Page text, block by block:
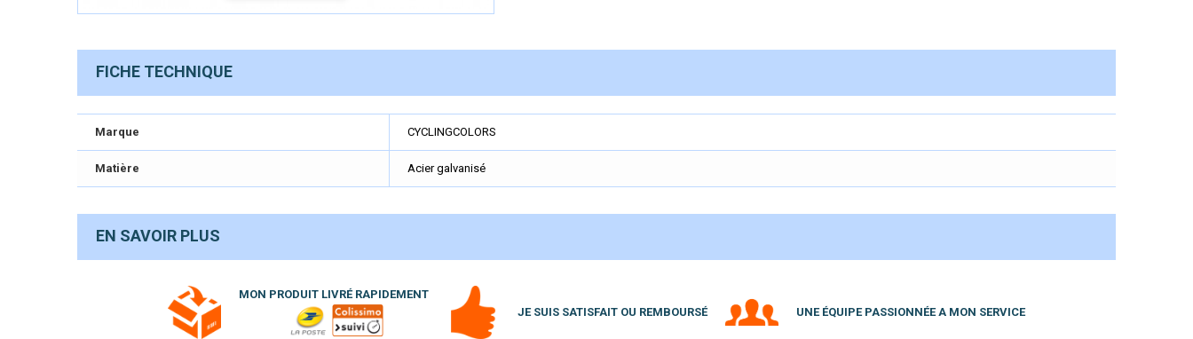
FICHE TECHNIQUE
Marque CYCLINGCOLORS
Matière Acier galvanisé
EN SAVOIR PLUS
MON PRODUIT LIVRÉ RAPIDEMENT
JE SUIS SATISFAIT OU REMBOURSÉ
UNE ÉQUIPE PASSIONNÉE A MON SERVICE